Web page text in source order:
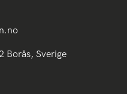
Borås, Sverige